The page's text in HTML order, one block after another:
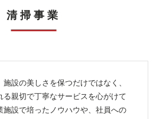
清掃事業
設の美しさを保つだけではなく、
る親切で丁寧なサービスを心がけて
施設で培ったノウハウや、社員への